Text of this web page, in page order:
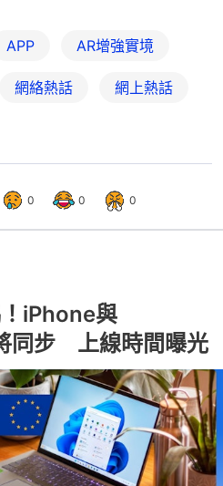
APP AR增強實境
網絡熱話 網上熱話
0 0 0
iPhone與
同步 上線時間曝光